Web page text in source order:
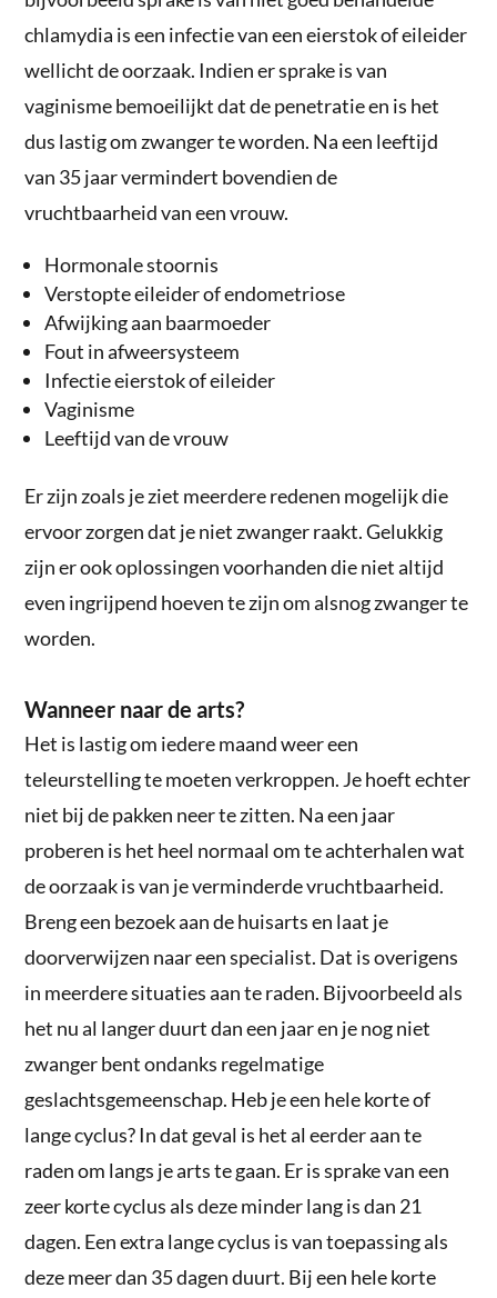
chlamydia is een infectie van een eierstok of eileider
wellicht de oorzaak. Indien er sprake is van
vaginisme bemoeilijkt dat de penetratie en is het
dus lastig om zwanger te worden. Na een leeftijd
van 35 jaar vermindert bovendien de
vruchtbaarheid van een vrouw.
Hormonale stoornis
Verstopte eileider of endometriose
Afwijking aan baarmoeder
Fout in afweersysteem
Infectie eierstok of eileider
Vaginisme
Leeftijd van de vrouw
Er zijn zoals je ziet meerdere redenen mogelijk die
ervoor zorgen dat je niet zwanger raakt. Gelukkig
zijn er ook oplossingen voorhanden die niet altijd
even ingrijpend hoeven te zijn om alsnog zwanger te
worden.
Wanneer naar de arts?
Het is lastig om iedere maand weer een
teleurstelling te moeten verkroppen. Je hoeft echter
niet bij de pakken neer te zitten. Na een jaar
proberen is het heel normaal om te achterhalen wat
de oorzaak is van je verminderde vruchtbaarheid.
Breng een bezoek aan de huisarts en laat je
doorverwijzen naar een specialist. Dat is overigens
in meerdere situaties aan te raden. Bijvoorbeeld als
het nu al langer duurt dan een jaar en je nog niet
zwanger bent ondanks regelmatige
geslachtsgemeenschap. Heb je een hele korte of
lange cyclus? In dat geval is het al eerder aan te
raden om langs je arts te gaan. Er is sprake van een
zeer korte cyclus als deze minder lang is dan 21
dagen. Een extra lange cyclus is van toepassing als
deze meer dan 35 dagen duurt. Bij een hele korte